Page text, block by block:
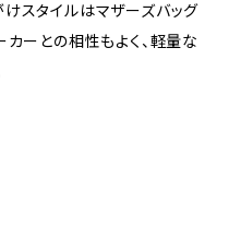
スタイルはマザーズバッグ
カーとの相性もよく、軽量な